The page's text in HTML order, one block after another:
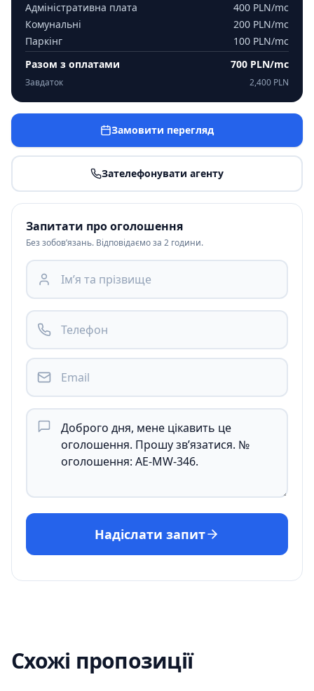
Адміністративна плата 400 PLN/mc
Комунальні
200 PLN/mc
Паркінг
100 PLN/mc
Разом з оплатами
700 PLN/mc
Завдаток 2,400 PLN
Замовити перегляд
Зателефонувати агенту
Запитати про оголошення
Без зобов’язань. Відповідаємо за 2 години.
Надіслати запит
Схожі пропозиції